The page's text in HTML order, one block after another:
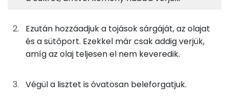
21g cukor
81 kcal
21g finomliszt
76 kcal
5g napraforgó olaj
41 kcal
Foszfor
Nátrium
Kálcium
Ezután hozzáadjuk a tojások sárgáját, az olajat
és a sütőport. Ezekkel már csak addig verjük,
amíg az olaj teljesen el nem keveredik.
Végül a lisztet is óvatosan beleforgatjuk.